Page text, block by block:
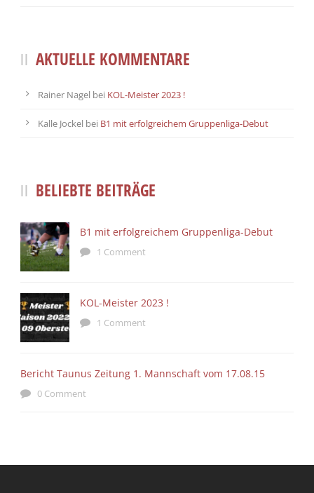
AKTUELLE KOMMENTARE
Rainer Nagel bei KOL-Meister 2023 !
Kalle Jockel bei B1 mit erfolgreichem Gruppenliga-Debut
BELIEBTE BEITRÄGE
B1 mit erfolgreichem Gruppenliga-Debut
1 Comment
KOL-Meister 2023 !
1 Comment
Bericht Taunus Zeitung 1. Mannschaft vom 17.08.15
0 Comment